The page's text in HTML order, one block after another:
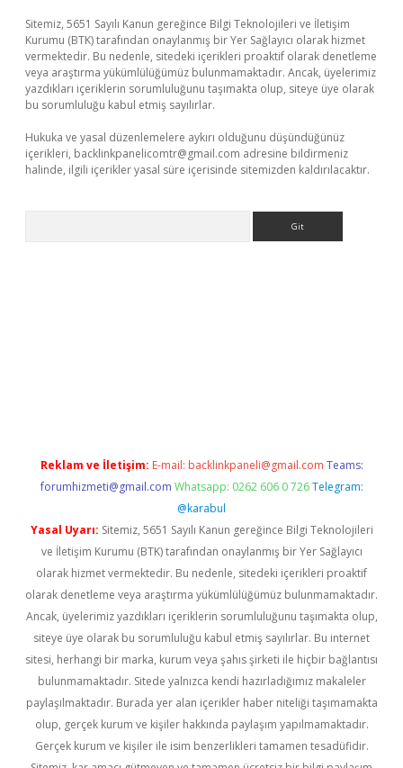
Sitemiz, 5651 Sayılı Kanun gereğince Bilgi Teknolojileri ve İletişim
Kurumu (BTK) tarafından onaylanmış bir Yer Sağlayıcı olarak hizmet
vermektedir. Bu nedenle, sitedeki içerikleri proaktif olarak denetleme
veya araştırma yükümlülüğümüz bulunmamaktadır. Ancak, üyelerimiz
yazdıkları içeriklerin sorumluluğunu taşımakta olup, siteye üye olarak
bu sorumluluğu kabul etmiş sayılırlar.
Hukuka ve yasal düzenlemelere aykırı olduğunu düşündüğünüz
içerikleri, backlinkpanelicomtr@gmail.com adresine bildirmeniz
halinde, ilgili içerikler yasal süre içerisinde sitemizden kaldırılacaktır.
Reklam ve İletişim: E-mail: backlinkpaneli@gmail.com Teams:
forumhizmeti@gmail.com Whatsapp: 0262 606 0 726 Telegram:
@karabul
Yasal Uyarı: Sitemiz, 5651 Sayılı Kanun gereğince Bilgi Teknolojileri
ve İletişim Kurumu (BTK) tarafından onaylanmış bir Yer Sağlayıcı
olarak hizmet vermektedir. Bu nedenle, sitedeki içerikleri proaktif
olarak denetleme veya araştırma yükümlülüğümüz bulunmamaktadır.
Ancak, üyelerimiz yazdıkları içeriklerin sorumluluğunu taşımakta olup,
siteye üye olarak bu sorumluluğu kabul etmiş sayılırlar. Bu internet
sitesi, herhangi bir marka, kurum veya şahıs şirketi ile hiçbir bağlantısı
bulunmamaktadır. Sitede yalnızca kendi hazırladığımız makaleler
paylaşılmaktadır. Burada yer alan içerikler haber niteliği taşımamakta
olup, gerçek kurum ve kişiler hakkında paylaşım yapılmamaktadır.
Gerçek kurum ve kişiler ile isim benzerlikleri tamamen tesadüfidir.